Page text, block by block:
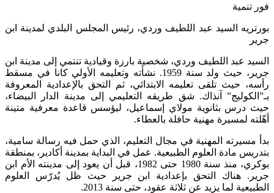
فور تنمية
بورتريه السيد عبد اللطيف وردي، رئيس المجلس البلدي لمدينة ابن
جرير
السيد عبد اللطيف وردي، شخصية بارزة وقيادية تنتمي إلى مدينة ابن
جرير، حيث ولد سنة 1959. نشأته وتعليمه الأولي كانا في مسقط
رأسه، حيث تلقى تعليمه الابتدائي، ثم التحق بالإعدادية المعروفة
بـ”الكوليج” آنذاك. شق طريقه التعليمي إلى مدينة الدار البيضاء،
حيث درس بثانوية مولاي إسماعيل، ليؤسس قاعدة معرفية متينة
أهّلته لمسيرة مهنية حافلة بالعطاء.
بدأ مسيرته المهنية في مجال التعليم، الذي حمل فيه رسالة سامية،
بتدريس مادة العلوم الطبيعية. عمل في البداية بمدينة أكادير، بمنطقة
بوكري، منذ سنة 1980 حتى 1982، قبل أن يعود إلى مدينته الأم ابن
جرير. هناك التحق بإعدادية ابن جرير حيث ظل يُدرّس العلوم
الطبيعية لما يزيد عن ثلاثة عقود، حتى سنة 2013.